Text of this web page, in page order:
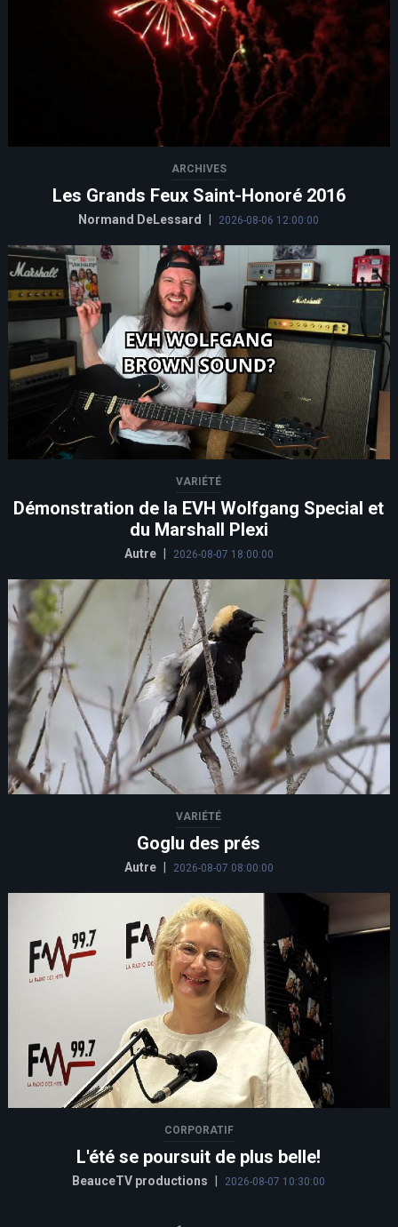
ARCHIVES
Les Grands Feux Saint-Honoré 2016
Normand DeLessard | 2026-08-06 12:00:00
VARIÉTÉ
Démonstration de la EVH Wolfgang Special et
du Marshall Plexi
Autre 2026-08-07 18:00:00
VARIÉTÉ
Goglu des prés
Autre 2026-08-07 08:00:00
CORPORATIF
L'été se poursuit de plus belle!
BeauceTV productions 2026-08-07 10:30:00